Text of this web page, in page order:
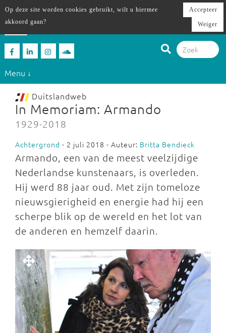
Menu ↓
Duitslandweb
In Memoriam: Armando
1929-2018
Achtergrond - 2 juli 2018 - Auteur: Britta Bendieck
Armando, een van de meest veelzijdige
Nederlandse kunstenaars, is overleden.
Hij werd 88 jaar oud. Met zijn tomeloze
nieuwsgierigheid en energie had hij een
scherpe blik op de wereld en het lot van
de anderen en hemzelf daarin.
Op deze site worden cookies gebruikt, wilt u hiermee
akkoord gaan?
Accepteer
Weiger